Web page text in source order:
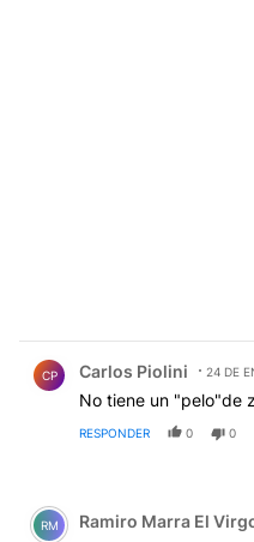
CP Carlos Piolini 24 DE
No tiene un "pelo"de
RESPONDER 0 0
Comentario de Ramiro
RM Ramiro Marra El